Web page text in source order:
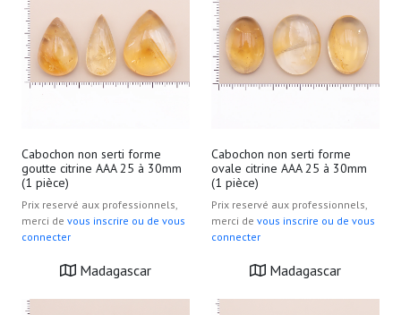
Cabochon non serti forme
goutte citrine AAA 25 à 30mm
(1 pièce)
Prix reservé aux professionnels,
merci de vous inscrire ou de vous
connecter
Madagascar
Cabochon non serti forme
ovale citrine AAA 25 à 30mm
(1 pièce)
Prix reservé aux professionnels,
merci de vous inscrire ou de vous
connecter
Madagascar